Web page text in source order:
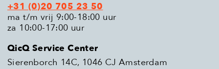
+31 (0)20 705 23 50
ma t/m vrij 9:00-18:00 uur
za 10:00-17:00 uur
QicQ Service Center
Sierenborch 14C, 1046 CJ Amsterdam